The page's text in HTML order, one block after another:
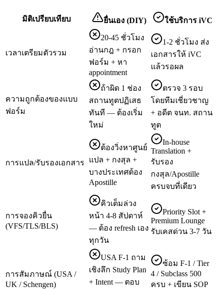
มิติเปรียบเทียบ ยื่นเอง (DIY) ใช้บริการ iVC
เวลาเตรียมตัวรวม
20-45 ชั่วโมง
อ่านกฎ + กรอก
ฟอร์ม + หา
appointment
1-2 ชั่วโมง ส่ง
เอกสารให้ iVC
แล้วรอผล
ความถูกต้องของแบบ
ฟอร์ม
ถ้าผิด 1 ช่อง
สถานทูตปฏิเสธ
ทันที — ต้องเริ่ม
ใหม่
ตรวจ 3 รอบ
โดยทีมเชี่ยวชาญ
+ อดีต จนท. สถาน
ทูต
การแปล/รับรองเอกสาร
ต้องวิ่งหาศูนย์
แปล + กงสุล +
บางประเทศต้อง
Apostille
In-house
Translation +
รับรอง
กงสุล/Apostille
ครบจบที่เดียว
การจองคิวยื่น
(VFS/TLS/BLS)
คิวเต็มล่วง
หน้า 4-8 สัปดาห์
— ต้อง refresh เอง
ทุกวัน
Priority Slot +
Premium Lounge
รับเคสด่วน 3-7 วัน
การสัมภาษณ์ (USA /
UK / Schengen)
USA F-1 ถาม
เชิงลึก Study Plan
+ Intent — ตอบ
ซ้อม F-1 / Tier
4 / Subclass 500
ครบ + เขียน SOP